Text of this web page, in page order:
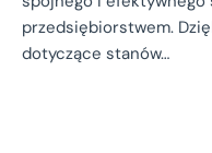
przedsiębiorstwem.
dotyczące stanów…